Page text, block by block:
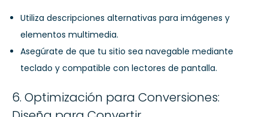
Utiliza descripciones alternativas para imágenes y
elementos multimedia.
Asegúrate de que tu sitio sea navegable mediante
teclado y compatible con lectores de pantalla.
6. Optimización para Conversiones: